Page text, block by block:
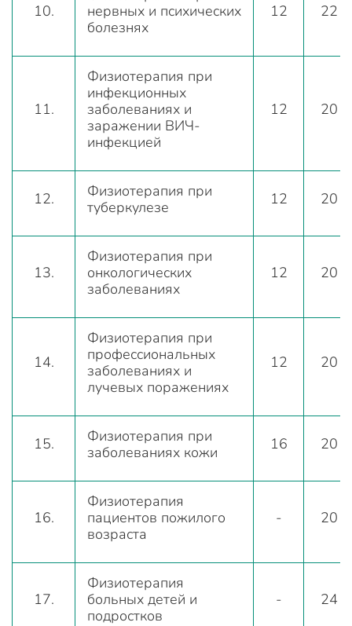
10.
нервных и психических
болезнях
12 22
11.
Физиотерапия при
инфекционных
заболеваниях и
заражении ВИЧ-
инфекцией
12 20
12.
Физиотерапия при
туберкулезе
12 20
13.
Физиотерапия при
онкологических
заболеваниях
12 20
14.
Физиотерапия при
профессиональных
заболеваниях и
лучевых поражениях
12 20
15.
Физиотерапия при
заболеваниях кожи
16 20
16.
Физиотерапия
пациентов пожилого
возраста
- 20
17.
Физиотерапия
больных детей и
подростков
- 24